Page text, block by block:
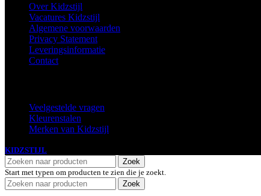
Over Kidzstijl
Vacatures Kidzstijl
Algemene voorwaarden
Privacy Statement
Leveringsinformatie
Contact
Veelgestelde vragen
Kleurenstalen
Merken van Kidzstijl
KIDZSTIJL
Zoek
Start met typen om producten te zien die je zoekt.
Zoek